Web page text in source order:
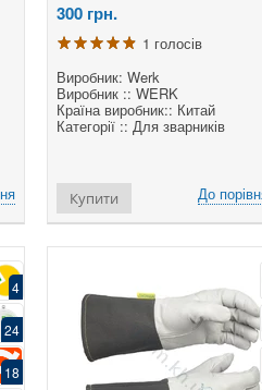
300 грн.
1 голосів
Виробник: Werk
Виробник :: WERK
Країна виробник:: Китай
Категорії :: Для зварників
До
Купити
4
24
18
Вигляд зварювання::